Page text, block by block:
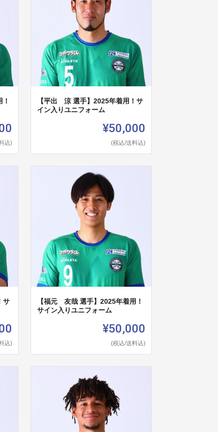
込)
【平出 涼 選手】2025年着用！サ
イン入りユニフォーム
¥50,000
(税込/送料込)
サ
込)
【福元 友哉 選手】2025年着用！
サイン入りユニフォーム
¥50,000
(税込/送料込)